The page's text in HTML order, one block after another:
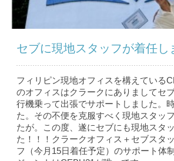
セブに現地スタッフが着任し
フィリピン現地オフィスを構えている
のオフィスはクラークにありましてセ
行機乗って出張でサポートしました。
た。その不便を克服すべく現地スタッ
たが。この度、遂にセブにも現地スタ
た！！！クラークオフィス＋セブスタ
フ（今月15日着任予定）のサポート体